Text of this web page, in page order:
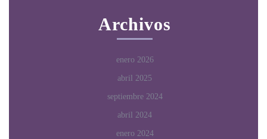
Archivos
enero 2026
abril 2025
septiembre 2024
abril 2024
enero 2024